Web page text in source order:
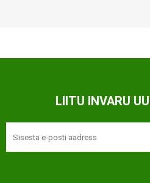
LIITU INVARU